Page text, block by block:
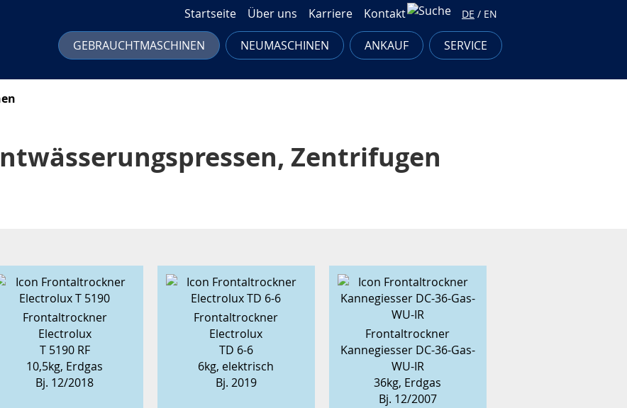
Startseite Über uns Karriere Kontakt DE / EN
GEBRAUCHTMASCHINEN NEUMASCHINEN ANKAUF SERVICE
Zentrifugen
Frontaltrockner
Electrolux
T 5190 RF
10,5kg, Erdgas
Bj. 12/2018
Frontaltrockner
Electrolux
TD 6-6
6kg, elektrisch
Bj. 2019
Frontaltrockner
Kannegiesser DC-36-Gas-
WU-IR
36kg, Erdgas
Bj. 12/2007